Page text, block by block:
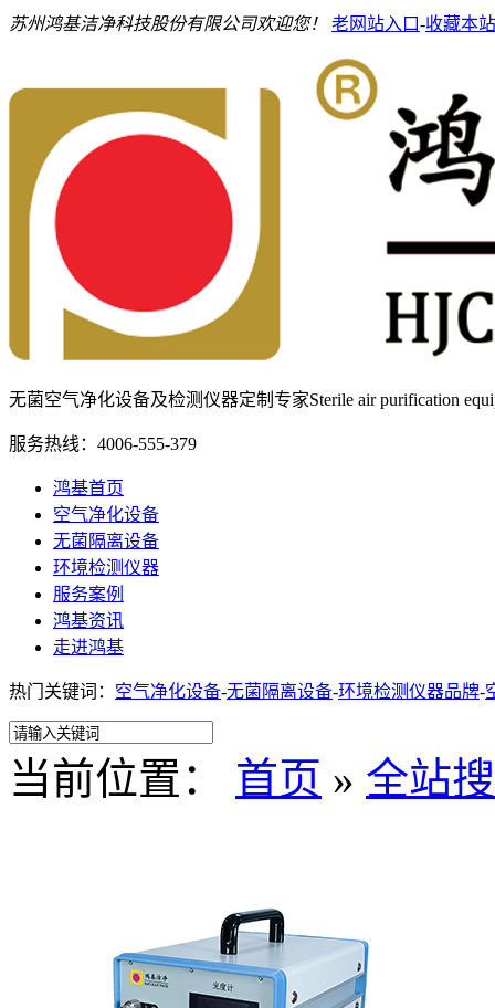
苏州鸿基洁净科技股份有限公司欢迎您！ 老网站入口-收藏本站
无菌空气净化设备及检测仪器定制专家Sterile air purification
服务热线： 4006-555-379
鸿基首页
空气净化设备
无菌隔离设备
环境检测仪器
服务案例
鸿基资讯
走进鸿基
热门关键词： 空气净化设备-无菌隔离设备-环境检测仪器品牌-
当前位置： 首页 » 全站